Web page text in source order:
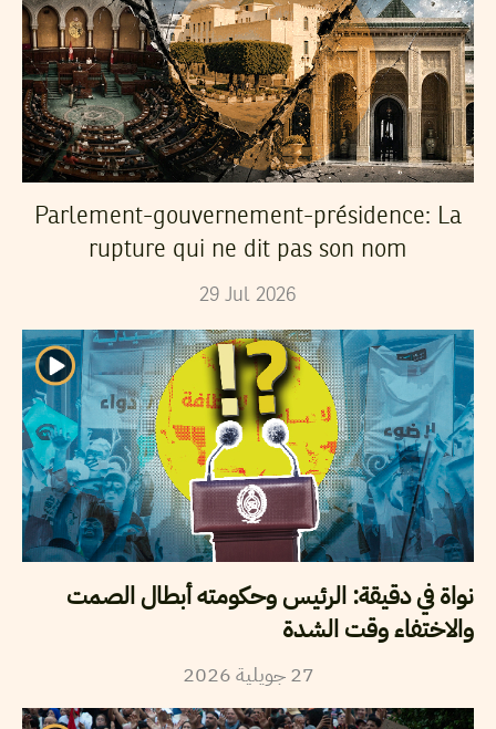
Parlement-gouvernement-présidence: La
rupture qui ne dit pas son nom
29 Jul 2026
نواة في دقيقة: الرئيس وحكومته أبطال الصمت
والاختفاء وقت الشدة
27 جويلية2026